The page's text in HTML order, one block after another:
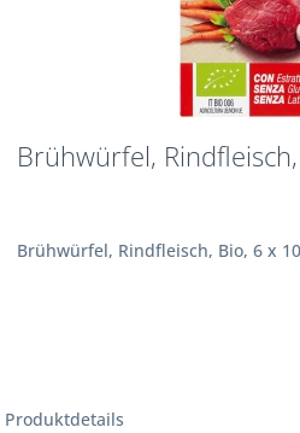
Brühwürfel,
Brühwürfel, Rindfleisch, Bio, 6 x
Produktdetails